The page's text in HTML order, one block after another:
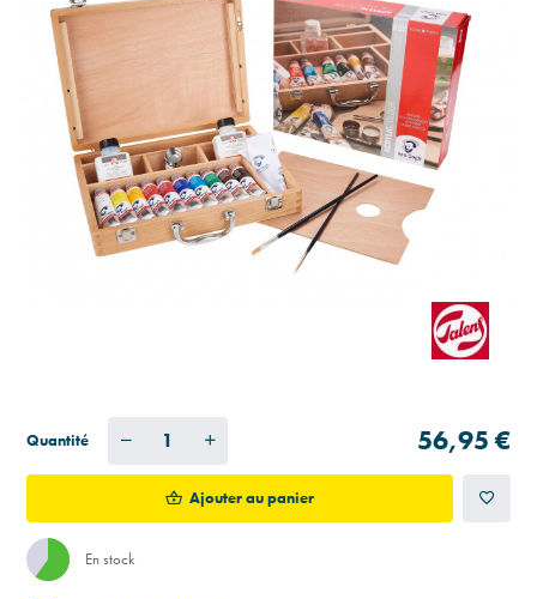
Quantité 56,95 €
Ajouter au panier
En stock